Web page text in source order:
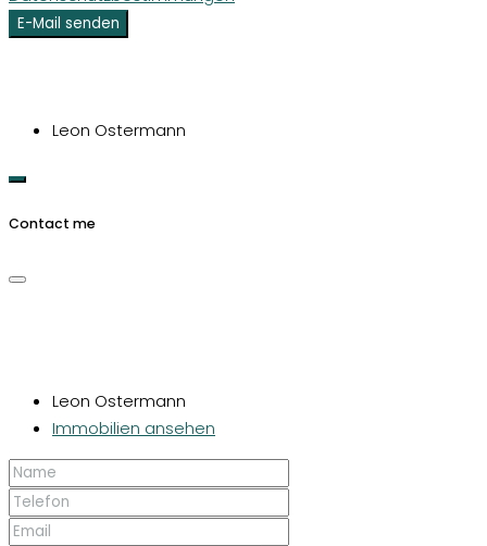
E-Mail senden
Leon Ostermann
Contact me
Leon Ostermann
Immobilien ansehen